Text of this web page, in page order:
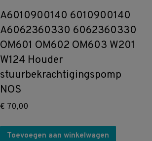
A6010900140 6010900140
A6062360330 6062360330
OM601 OM602 OM603 W201
W124 Houder
stuurbekrachtigingspomp
NOS
€ 70,00
Toevoegen aan winkelwagen